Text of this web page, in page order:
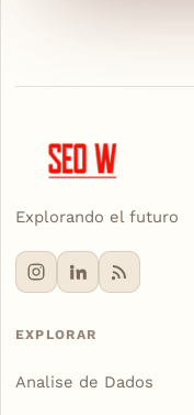
Explorando el futuro
EXPLORAR
Analise de Dados